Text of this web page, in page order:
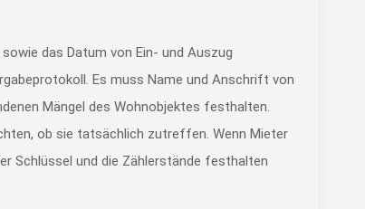
das Datum von Ein- und Auszug
Es muss Name und Anschrift von
Mängel des Wohnobjektes festhalten.
ob sie tatsächlich zutreffen. Wenn Mieter
Schlüssel und die Zählerstände festhalten